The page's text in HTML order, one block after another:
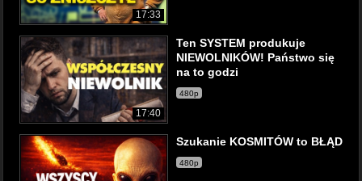
17:33
17:40
Ten SYSTEM produkuje
NIEWOLNIKÓW! Państwo się
na to godzi
480p
Szukanie KOSMITÓW to BŁĄD
480p